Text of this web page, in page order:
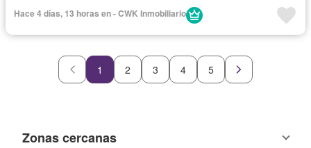
Hace 4 días, 13 horas en - CWK Inmobiliario
1 2 3 4 5
Zonas cercanas